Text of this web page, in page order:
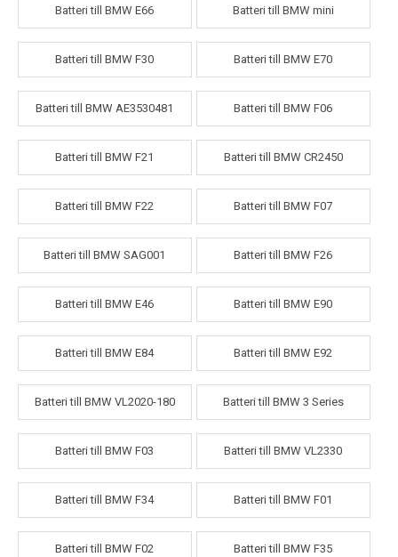
Batteri till BMW E66 Batteri till BMW mini
Batteri till BMW F30 Batteri till BMW E70
Batteri till BMW AE3530481 Batteri till BMW F06
Batteri till BMW F21 Batteri till BMW CR2450
Batteri till BMW F22 Batteri till BMW F07
Batteri till BMW SAG001 Batteri till BMW F26
Batteri till BMW E46 Batteri till BMW E90
Batteri till BMW E84 Batteri till BMW E92
Batteri till BMW VL2020-180 Batteri till BMW 3 Series
Batteri till BMW F03 Batteri till BMW VL2330
Batteri till BMW F34 Batteri till BMW F01
Batteri till BMW F02 Batteri till BMW F35